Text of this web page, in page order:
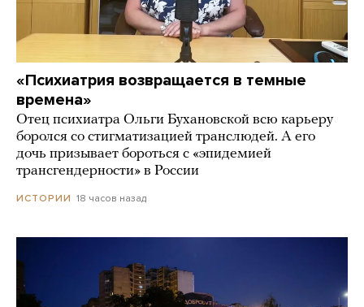
«Психиатрия возвращается в темные
времена»
Отец психиатра Ольги Бухановской всю карьеру
боролся со стигматизацией транслюдей. А его
дочь призывает бороться с «эпидемией
трансгендерности» в России
ИСТОРИИ 18 часов назад